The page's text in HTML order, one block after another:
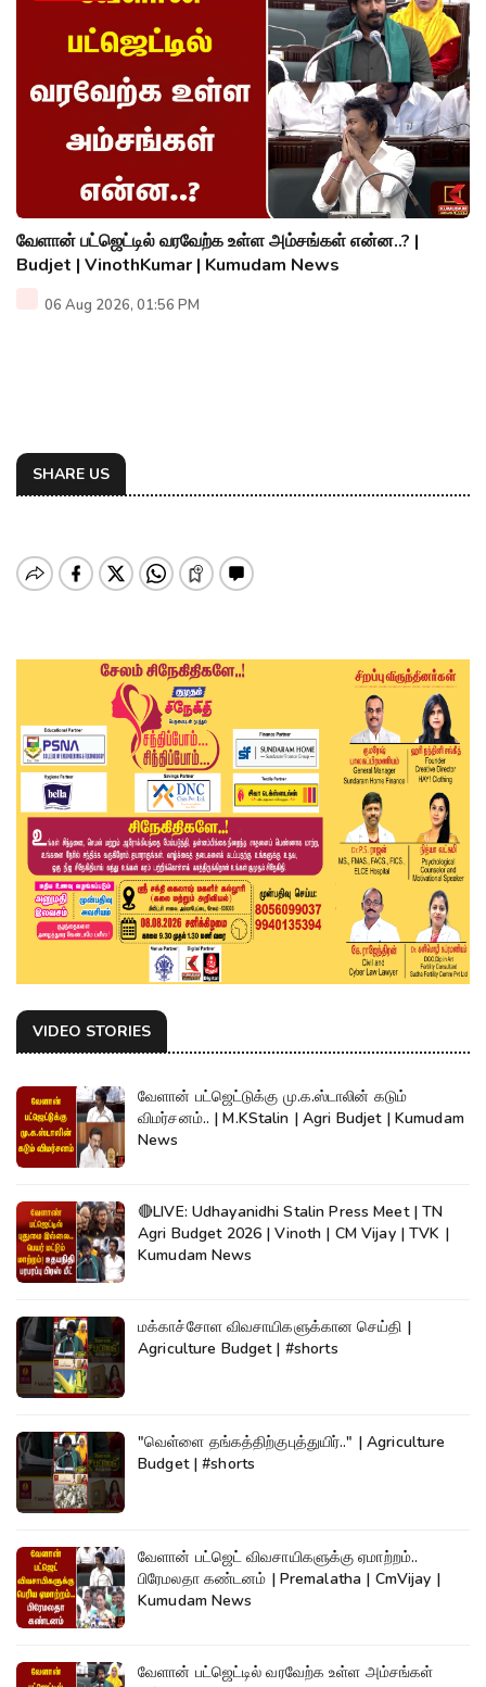
வேளான் பட்ஜெட்டில் வரவேற்க உள்ள அம்சங்கள் என்ன..? |
Budjet | VinothKumar | Kumudam News
06 Aug 2026, 01:56 PM
SHARE US
VIDEO STORIES
வேளான் பட்ஜெட்டுக்கு மு.க.ஸ்டாலின் கடும்
விமர்சனம்.. | M.KStalin | Agri Budjet | Kumudam
News
🔴LIVE: Udhayanidhi Stalin Press Meet | TN
Agri Budget 2026 | Vinoth | CM Vijay | TVK |
Kumudam News
மக்காச்சோள விவசாயிகளுக்கான செய்தி |
Agriculture Budget | #shorts
"வெள்ளை தங்கத்திற்குபுத்துயிர்.." | Agriculture
Budget | #shorts
வேளான் பட்ஜெட் விவசாயிகளுக்கு ஏமாற்றம்..
பிரேமலதா கண்டனம் | Premalatha | CmVijay |
Kumudam News
வேளான் பட்ஜெட்டில் வரவேற்க உள்ள அம்சங்கள்